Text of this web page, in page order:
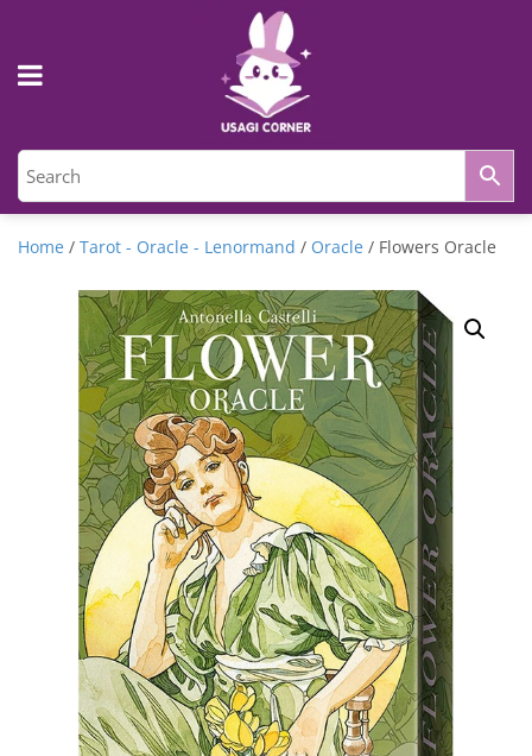
Home / Tarot - Oracle - Lenormand / Oracle / Flowers Oracle